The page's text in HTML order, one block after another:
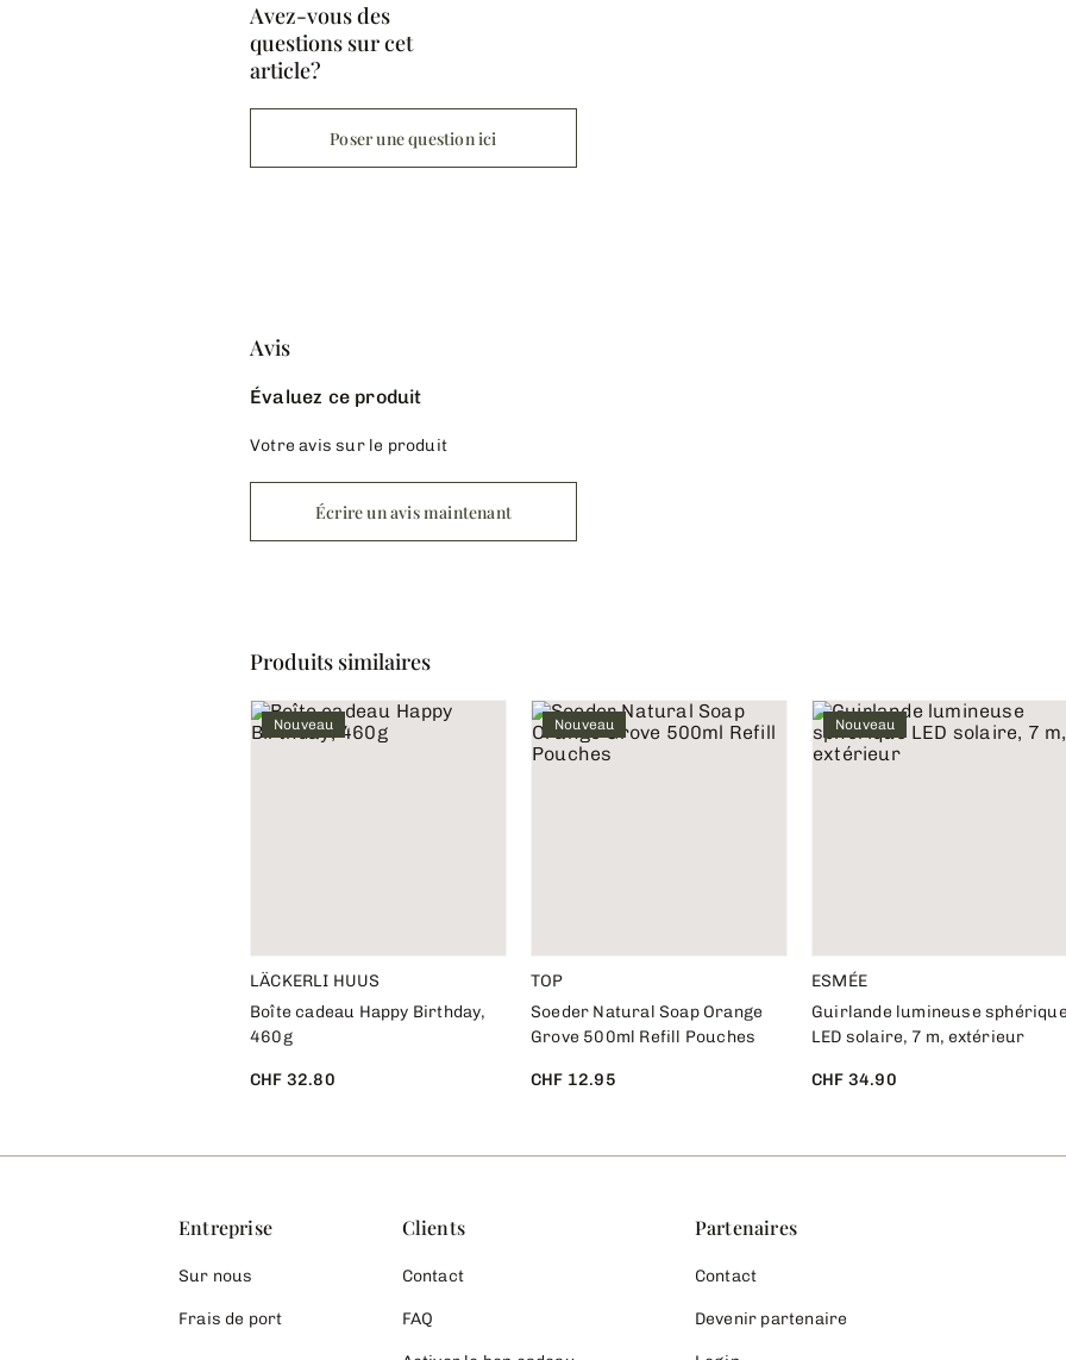
Avez-vous des
questions sur cet
article?
Poser une question ici
Avis
Évaluez ce produit
Votre avis sur le produit
Écrire un avis maintenant
Produits similaires
Nouveau
LÄCKERLI HUUS
Boîte cadeau Happy Birthday,
460g
CHF 32.80
Nouveau
TOP
Soeder Natural Soap Orange
Grove 500ml Refill Pouches
CHF 12.95
Nouveau
ESMÉE
Guirlande lumineuse
LED solaire, 7 m, extérieur
CHF 34.90
Entreprise
Sur nous
Frais de port
Clients
Contact
FAQ
Partenaires
Contact
Devenir partenaire